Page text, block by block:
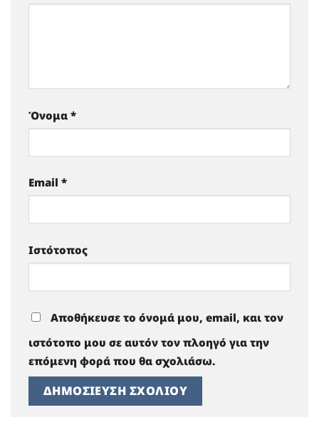
Όνομα *
Email *
Ιστότοπος
Αποθήκευσε το όνομά μου, email, και τον
ιστότοπο μου σε αυτόν τον πλοηγό για την
επόμενη φορά που θα σχολιάσω.